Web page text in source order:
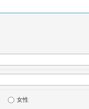
女性